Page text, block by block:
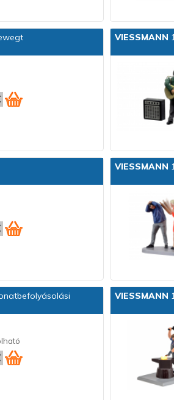
VIESSMANN
VIESSMANN
VIESSMANN